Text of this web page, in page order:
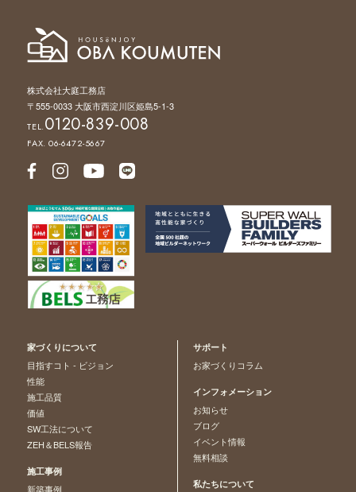
株式会社大庭工務店
〒555-0033 大阪市西淀川区姫島5-1-3
TEL.0120-839-008
FAX. 06-6472-5667
家づくりについて
目指すコト - ビジョン
性能
施工品質
価値
SW工法について
ZEH＆BELS報告
施工事例
新築事例
サポート
お家づくりコラム
インフォメーション
お知らせ
ブログ
イベント情報
無料相談
私たちについて